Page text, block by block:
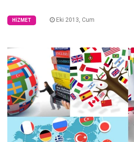
HIZMET Eki 2013, Cum